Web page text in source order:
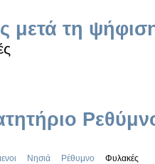
μετά τη
Νησιά Ρέθυμνο Φυλακές